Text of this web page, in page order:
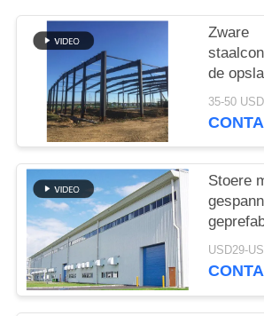
PRIVACY
POLICY
Zware
de
35-50
Stoere